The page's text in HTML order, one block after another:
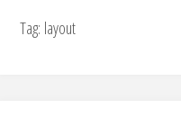
Tag: layout